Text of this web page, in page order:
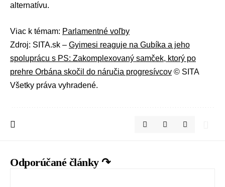
alternatívu.
Viac k témam: Parlamentné voľby
Zdroj: SITA.sk – Gyimesi reaguje na Gubíka a jeho
spoluprácu s PS: Zakomplexovaný samček, ktorý po
prehre Orbána skočil do náručia progresívcov © SITA
Všetky práva vyhradené.
Odporúčané články ↷